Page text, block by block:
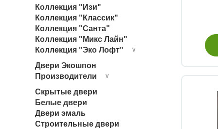
Тоскана-602.11
Тоскана-602.21
Тоскана-602.21 багет
Тоскана-602U.11
Тоскана-602U.21
Тоскана-602С.2121
Коллекция "Изи"
Коллекция "Классик"
Коллекция "Санта"
Коллекция "Микс Лайн"
Коллекция "Эко Лофт"
∨
Двери Экошпон
Производители
∨
Скрытые двери
Белые двери
Двери эмаль
Строительные двери